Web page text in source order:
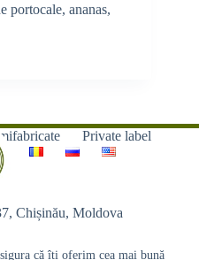
că îți oferim cea mai bună
portocale, ananas,
Private label
Chișinău, Moldova